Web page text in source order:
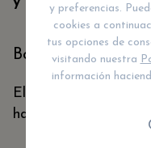
Bostezo
El niño pone las
hace presión sobre
y preferencias.
cookies a
tus opciones de
visitando nuestra
información